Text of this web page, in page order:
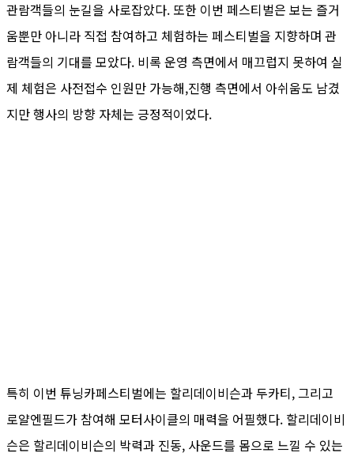
관람객들의 눈길을 사로잡았다. 또한 이번 페스티벌은 보는 즐거
움뿐만 아니라 직접 참여하고 체험하는 페스티벌을 지향하며 관
람객들의 기대를 모았다. 비록 운영 측면에서 매끄럽지 못하여 실
제 체험은 사전접수 인원만 가능해,진행 측면에서 아쉬움도 남겼
지만 행사의 방향 자체는 긍정적이었다.
특히 이번 튜닝카페스티벌에는 할리데이비슨과 두카티, 그리고
로얄엔필드가 참여해 모터사이클의 매력을 어필했다. 할리데이비
슨은 할리데이비슨의 박력과 진동, 사운드를 몸으로 느낄 수 있는